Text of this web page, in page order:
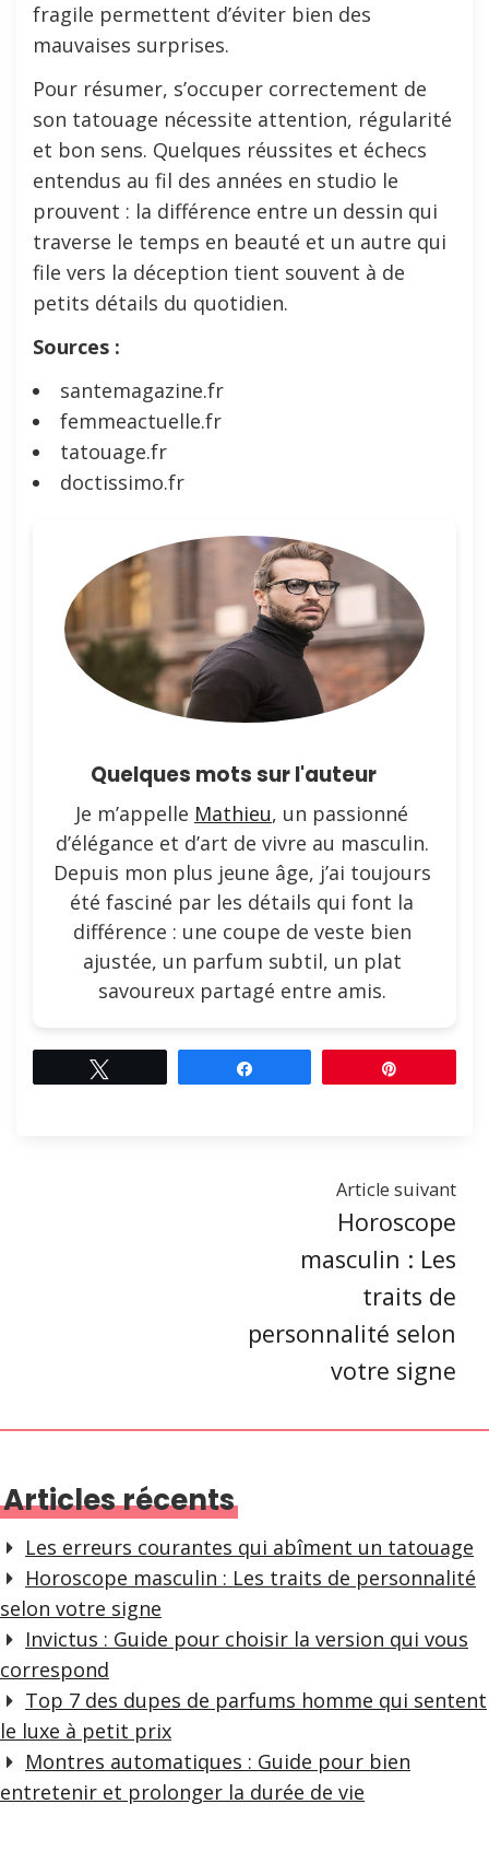
fragile permettent d’éviter bien des
mauvaises surprises.
Pour résumer, s’occuper correctement de
son tatouage nécessite attention, régularité
et bon sens. Quelques réussites et échecs
entendus au fil des années en studio le
prouvent : la différence entre un dessin qui
traverse le temps en beauté et un autre qui
file vers la déception tient souvent à de
petits détails du quotidien.
Sources :
santemagazine.fr
femmeactuelle.fr
tatouage.fr
doctissimo.fr
Quelques mots sur l'auteur
Je m’appelle Mathieu, un passionné
d’élégance et d’art de vivre au masculin.
Depuis mon plus jeune âge, j’ai toujours
été fasciné par les détails qui font la
différence : une coupe de veste bien
ajustée, un parfum subtil, un plat
savoureux partagé entre amis.
Article suivant
Horoscope
masculin : Les
traits de
personnalité selon
votre signe
Articles récents
Les erreurs courantes qui abîment un tatouage
Horoscope masculin : Les traits de personnalité
selon votre signe
Invictus : Guide pour choisir la version qui vous
correspond
Top 7 des dupes de parfums homme qui sentent
le luxe à petit prix
Montres automatiques : Guide pour bien
entretenir et prolonger la durée de vie